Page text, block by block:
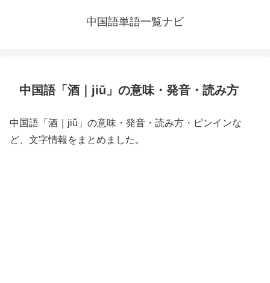
中国語単語一覧ナビ
中国語「酒｜jiǔ」の意味・発音・読み方
中国語「酒｜jiǔ」の意味・発音・読み方・ピンインな
ど、文字情報をまとめました。